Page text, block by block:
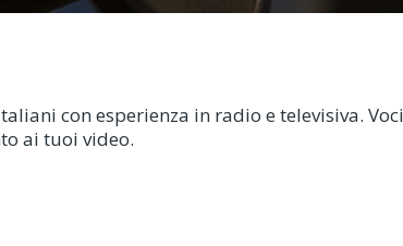
con esperienza in radio e televisiva.
ai tuoi video.